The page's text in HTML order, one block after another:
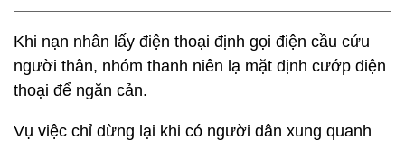
Khi nạn nhân lấy điện thoại định gọi điện cầu cứu
người thân, nhóm thanh niên lạ mặt định cướp điện
thoại để ngăn cản.
Vụ việc chỉ dừng lại khi có người dân xung quanh